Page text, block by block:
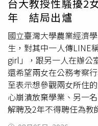
姓女子到職前一年自己
牙醫的筆電。一審判決
牙醫對離職經理挾怨報
證據不足，連無罪理由
述，駁回檢方上訴。馬
訴，依照速審法，幾乎
女子的勞資官司較早落
萬5以及開立非自願離
話中提及「直接先請你
剔除」，因此認定她已
也許就有機會爭取更多
停留在宣導，而應建立
楊爸爸也知道，設置求
見，但他仍希望政府願
一不要再發生。」除了
注高關懷學生輔導、特
正需要幫助的孩子能被
重大校園暴力事件的風
改革路上的一座里程碑
為制度改變的起點，讓
台大教授性騷擾2
年 結局出爐
國立臺灣大學農業經濟
生，對其中一人傳LINE
girl」，跟另一人在辦公
還希望兩女在公務考察
至表示想參觀兩女所住
心崩潰放棄學業、另一
解聘及2年不得聘任為教
訴訟，歷經4年行政救濟